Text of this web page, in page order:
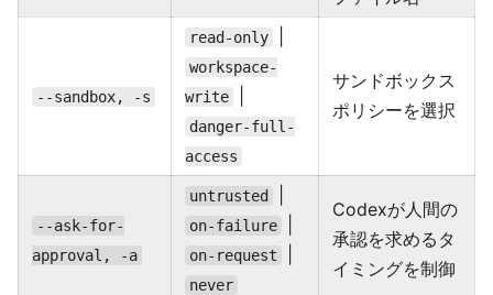
--sandbox, -s
read-only
workspace-
write
danger-full-
access
サンドボックス
ポリシーを選択
--ask-for-
approval, -a
untrusted
on-failure
on-request
never
Codexが人間の
承認を求めるタ
イミングを制御